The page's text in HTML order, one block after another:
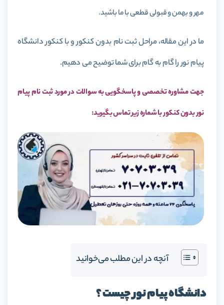
مهر و بهمن و قبولی قطعی با ما باشید.
ما در این مقاله، مراحل ثبت نام بدون کنکور و با کنکور دانشگاه
پیام نور را گام به گام برای شما توضیح می دهیم.
جهت مشاوره تخصصی و پاسخگویی به سوالات در مورد ثبت نام پیام
نور بدون کنکور با شماره زیر تماس بگیرید:
آنچه در این مطلب می‌خوانید
دانشگاه پیام نور چیست ؟